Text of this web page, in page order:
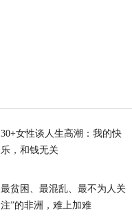
泰国学生扫射校
30+女性谈人生高潮：我的快
乐，和钱无关
最贫困、最混乱、最不为人关
注”的非洲，难上加难